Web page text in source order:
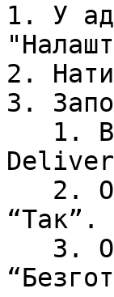
1. У
2.
3.
“Так”.